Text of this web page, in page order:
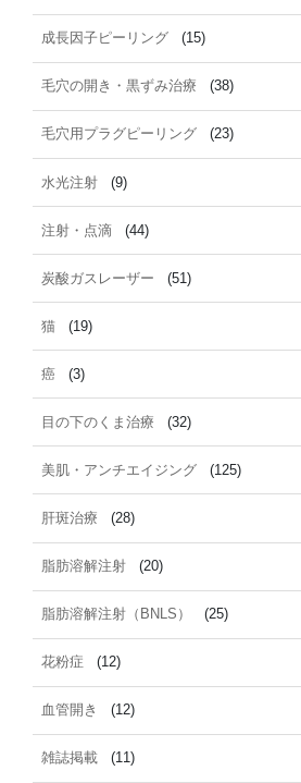
成長因子ピーリング (15)
毛穴の開き・黒ずみ治療 (38)
毛穴用プラグピーリング (23)
水光注射 (9)
注射・点滴 (44)
炭酸ガスレーザー (51)
猫 (19)
癌 (3)
目の下のくま治療 (32)
美肌・アンチエイジング (125)
肝斑治療 (28)
脂肪溶解注射 (20)
脂肪溶解注射（BNLS） (25)
花粉症 (12)
血管開き (12)
雑誌掲載 (11)